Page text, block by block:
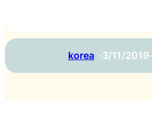
korea ·3/11/2019·